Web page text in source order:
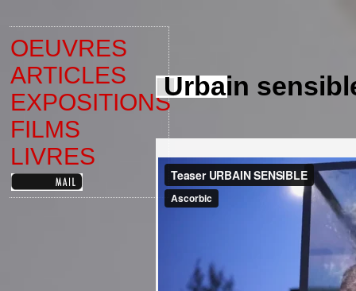
OEUVRES
ARTICLES
EXPOSITIONS
FILMS
LIVRES
Urbain